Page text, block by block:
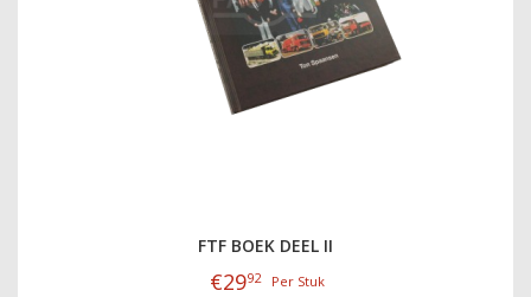
FTF BOEK DEEL II
€2992 Per Stuk